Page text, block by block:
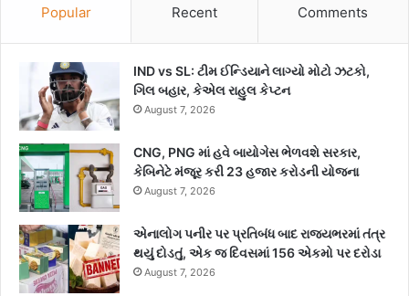
Popular Recent Comments
IND vs SL: ટીમ ઈન્ડિયાને લાગ્યો મોટો ઝટકો,
ગિલ બહાર, કેએલ રાહુલ કેપ્ટન
August 7, 2026
CNG, PNG માં હવે બાયોગેસ ભેળવશે સરકાર,
કેબિનેટે મંજૂર કરી 23 હજાર કરોડની યોજના
August 7, 2026
એનાલોગ પનીર પર પ્રતિબંધ બાદ રાજ્યભરમાં તંત્ર
થયું દોડતું, એક જ દિવસમાં 156 એકમો પર દરોડા
August 7, 2026